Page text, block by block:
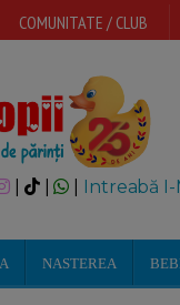
COMUNITATE / CLUB
| Intreabă I-
NASTEREA